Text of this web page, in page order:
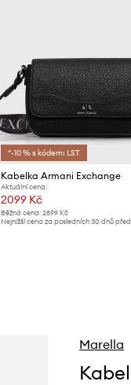
*-10 % s kódem: LST
Kabelka Armani Exchange
Aktuální cena:
2099 Kč
Běžná cena: 2899 Kč
Nejnižší cena za posledních 30 dnů
Marella